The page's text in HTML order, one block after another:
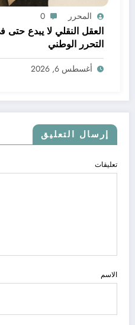
المحرر 0
العقل النقلي لا يبدع
التحرر الوطني
أغسطس 6, 2026
إرسال التعليق
تعليقات
الاسم